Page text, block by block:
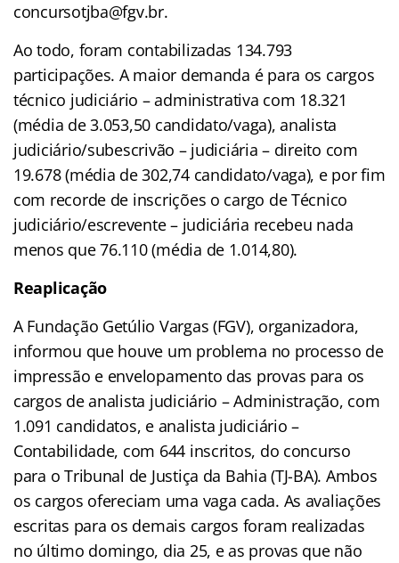
concursotjba@fgv.br.
Ao todo, foram contabilizadas 134.793
participações. A maior demanda é para os cargos
técnico judiciário – administrativa com 18.321
(média de 3.053,50 candidato/vaga), analista
judiciário/subescrivão – judiciária – direito com
19.678 (média de 302,74 candidato/vaga), e por fim
com recorde de inscrições o cargo de Técnico
judiciário/escrevente – judiciária recebeu nada
menos que 76.110 (média de 1.014,80).
Reaplicação
A Fundação Getúlio Vargas (FGV), organizadora,
informou que houve um problema no processo de
impressão e envelopamento das provas para os
cargos de analista judiciário – Administração, com
1.091 candidatos, e analista judiciário –
Contabilidade, com 644 inscritos, do concurso
para o Tribunal de Justiça da Bahia (TJ-BA). Ambos
os cargos ofereciam uma vaga cada. As avaliações
escritas para os demais cargos foram realizadas
no último domingo, dia 25, e as provas que não